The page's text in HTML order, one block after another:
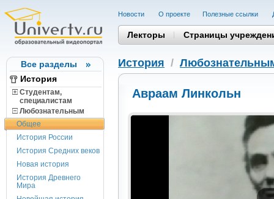
Все разделы
История
Студентам,
cпециалистам
Любознательным
Общее
История России
История Средних веков
Новая история
История Древнего
Мира
Новости О проекте Полезные cсылки
Лекторы Страницы
История /
Авраам Линкольн